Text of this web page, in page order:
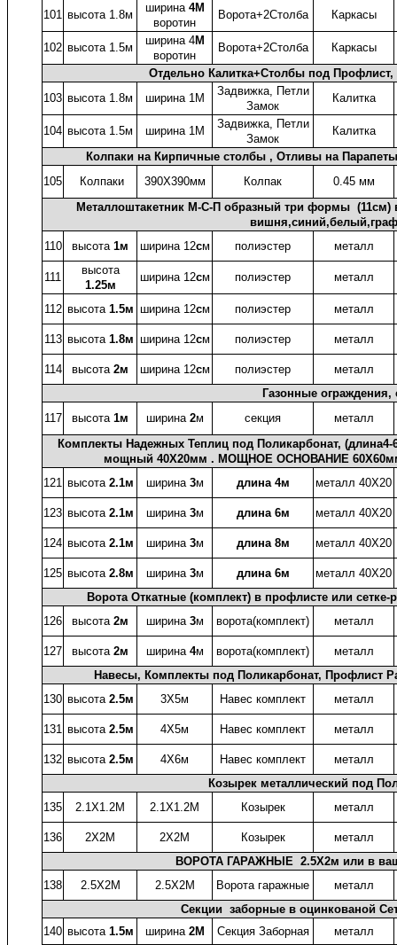
101 высота 1.8м
ширина 4М
воротин
Ворота+2Столба Каркасы
102 высота 1.5м
ширина 4М
воротин
Ворота+2Столба
Каркасы
Отдельно Калитка+Столбы под
103 высота 1.8м ширина 1М
Задвижка, Петли
Замок
Калитка
104 высота 1.5м ширина 1М
Задвижка, Петли
Замок
Калитка
Колпаки на Кирпичные столбы , Отливы на
105
Колпаки 390X390мм Колпак
0.45 мм
Металлоштакетник М-С-П образный три формы (11см)
110
высота1м ширина 12см полиэстер металл
111
высота
1.25м
ширина 12см полиэстер металл
112 высота1.5м ширина 12см полиэстер металл
113 высота1.8м ширина 12см полиэстер металл
114 высота2м ширина 12см полиэстер
металл
Газонные ограждения,
117
высота1м ширина 2м секция
металл
Комплекты Надежных Теплиц под Поликарбонат,
мощный 40X20мм . МОЩНОЕ ОСНОВАНИЕ
121 высота2.1м ширина 3м длина 4м металл 40X20
123 высота2.1м ширина 3м длина 6м металл 40X20
124 высота2.1м ширина 3м длина 8м металл 40X20
125 высота2.8м ширина 3м длина 6м
металл 40X20
Ворота Откатные (комплект) в профлисте или
126
высота2м ширина 3м ворота(комплект) металл
127 высота2м ширина 4м ворота(комплект)
металл
Навесы, Комплекты под Поликарбонат, Профлист
130 высота2.5м 3X5м Навес комплект металл
131 высота2.5м 4X5м Навес комплект металл
132 высота2.5м 4X6м Навес комплект
металл
Козырек металлический под
135
2.1X1.2М 2.1X1.2М Козырек металл
136 2X2М 2X2М Козырек
металл
ВОРОТА ГАРАЖНЫЕ 2.5X2м или в
138
2.5X2М 2.5X2М Ворота гаражные
металл
Секции заборные в оцинкованой
140 высота 1.5м ширина 2М Секция Заборная
металл